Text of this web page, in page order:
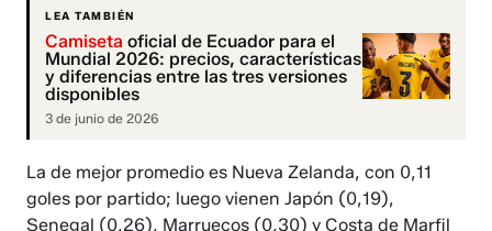
LEA TAMBIÉN
Camiseta oficial de Ecuador para el
Mundial 2026: precios, características
y diferencias entre las tres versiones
disponibles
3 de junio de 2026
La de mejor promedio es Nueva Zelanda, con 0,11
goles por partido; luego vienen Japón (0,19),
Senegal (0,26), Marruecos (0,30) y Costa de Marfil